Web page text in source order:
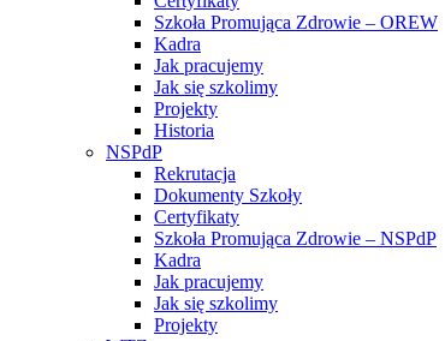
Szkoła Promująca Zdrowie – OREW
Kadra
Jak pracujemy
Jak się szkolimy
Projekty
Historia
NSPdP
Rekrutacja
Dokumenty Szkoły
Certyfikaty
Szkoła Promująca Zdrowie – NSPdP
Kadra
Jak pracujemy
Jak się szkolimy
Projekty